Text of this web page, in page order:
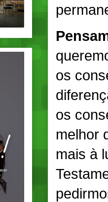
os
os
melhor
mais à